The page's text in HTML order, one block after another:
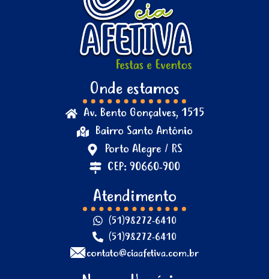
Onde estamos
Av. Bento Gonçalves, 1515
Bairro Santo Antônio
Porto Alegre / RS
CEP: 90660-900
Atendimento
(51)98272-6410
(51)98272-6410
contato@ciaafetiva.com.br